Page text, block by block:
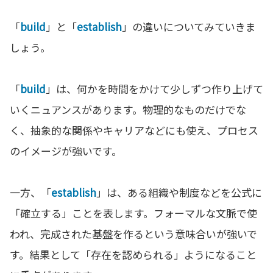
「build」と「establish」の違いについてみていきま
しょう。
「build」は、何かを時間をかけて少しずつ作り上げて
いくニュアンスがあります。物理的なものだけでな
く、抽象的な関係やキャリアなどにも使え、プロセス
のイメージが強いです。
一方、「establish」は、ある組織や制度などを公式に
「確立する」ことを表します。フォーマルな文脈で使
われ、完成された基盤を作るという意味合いが強いで
す。結果として「存在を認められる」ようになること